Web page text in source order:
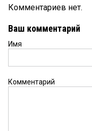
Комментариев нет.
Ваш комментарий
Имя
Комментарий